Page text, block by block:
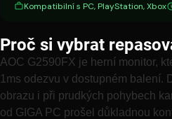
Kompatibilní s PC, PlayStation, Xbox
Proč si vybrat
AOC G2590FX je herní monitor,
1ms odezvu v dostupném balení.
obrazu i při prudkých pohybech
od GIGA PC prošel důkladnou